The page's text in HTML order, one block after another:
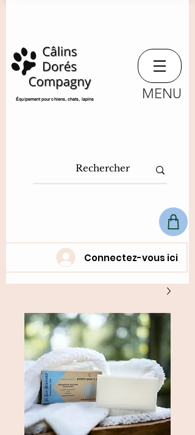
​Équipement pour chiens, chats, lapins MENU
Connectez-vous ici